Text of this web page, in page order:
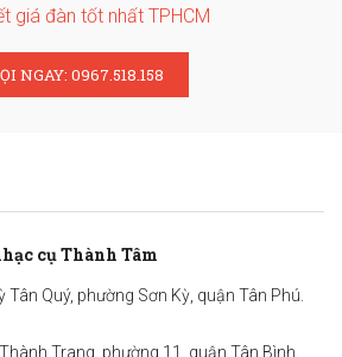
giá đàn tốt nhất TPHCM
NGAY: 0967.518.158
cụ Thành Tâm
Quý, phường Sơn Kỳ, quận Tân Phú.
Trang, phường 11, quận Tân Bình.